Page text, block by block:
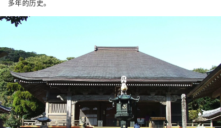
多年的历史。